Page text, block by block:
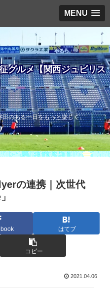
MENU
グルメ【関西ジュビリス
のある一日をもっと楽しく。
の連携｜次世代
はてブ
コピー
2021.04.06